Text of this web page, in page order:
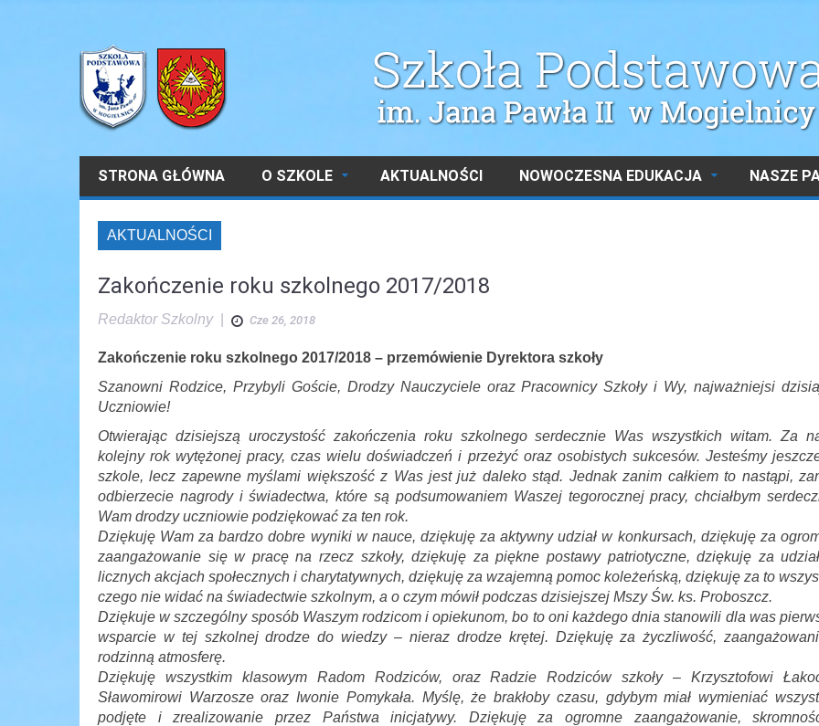
STRONA GŁÓWNA O SZKOLE AKTUALNOŚCI NOWOCZESNA EDUKACJA NASZE
AKTUALNOŚCI
Zakończenie roku szkolnego 2017/2018
Redaktor Szkolny| Cze 26, 2018
Zakończenie roku szkolnego 2017/2018 – przemówienie Dyrektora szkoły
Szanowni Rodzice, Przybyli Goście, Drodzy Nauczyciele oraz Pracownicy Szkoły i Wy, najważniejsi
Uczniowie!
Otwierając dzisiejszą uroczystość zakończenia roku szkolnego serdecznie Was wszystkich witam.Za
kolejny rok wytężonej pracy, czas wielu doświadczeń i przeżyć oraz osobistych sukcesów. Jesteśmy
szkole, lecz zapewne myślami większość z Was jest już daleko stąd. Jednak zanim całkiem to nastąpi,
odbierzecie nagrody i świadectwa, które są podsumowaniem Waszej tegorocznej pracy, chciałbym
Wam drodzy uczniowie podziękować za ten rok.
Dziękuję Wam za bardzo dobre wyniki w nauce, dziękuję za aktywny udział w konkursach, dziękuję za
zaangażowanie się w pracę na rzecz szkoły, dziękuję za piękne postawy patriotyczne, dziękuję za
licznych akcjach społecznych i charytatywnych, dziękuję za wzajemną pomoc koleżeńską, dziękuję za to
czego nie widać na świadectwie szkolnym, a o czym mówił podczas dzisiejszej Mszy Św. ks. Proboszcz.
Dziękuje w szczególny sposób Waszym rodzicom i opiekunom, bo to oni każdego dnia stanowili dla was
wsparcie w tej szkolnej drodze do wiedzy – nieraz drodze krętej. Dziękuję za życzliwość,
rodzinną atmosferę.
Dziękuję wszystkim klasowym Radom Rodziców, oraz Radzie Rodziców szkoły – Krzysztofowi
Sławomirowi Warzosze oraz Iwonie Pomykała. Myślę, że brakłoby czasu, gdybym miał wymieniać
podjęte i zrealizowanie przez Państwa inicjatywy. Dziękuję za ogromne zaangażowanie,